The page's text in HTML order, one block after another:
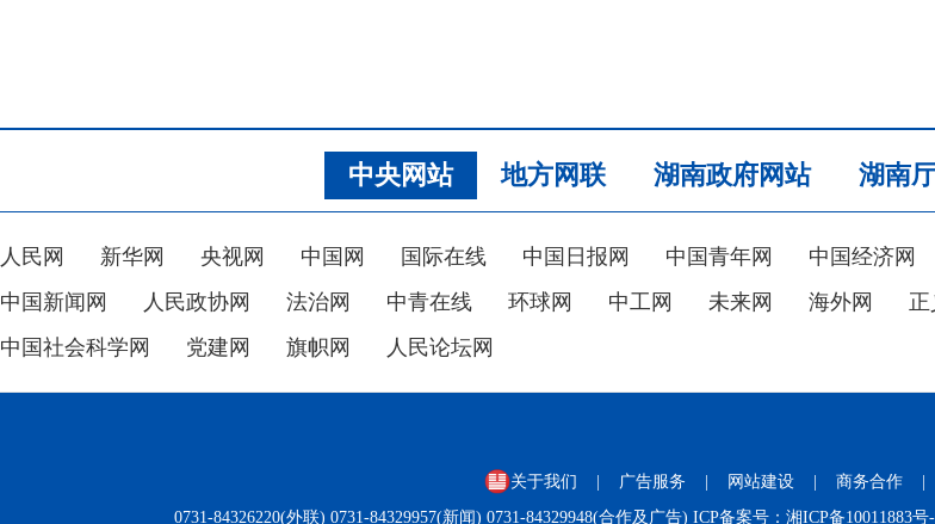
中央网站 地方网联 湖南政府网站 湖南
人民网 新华网 央视网 中国网 国际在线 中国日报网 中国青年网 中国经济网
中国新闻网
人民政协网 法治网 中青在线 环球网 中工网 未来网 海外网 正
中国社会科学网
党建网 旗帜网 人民论坛网
关于我们 广告服务 网站建设 商务合作
0731-84326220(外联) 0731-84329957(新闻) 0731-84329948(合作及广告) ICP备案号： 湘ICP备10011883号